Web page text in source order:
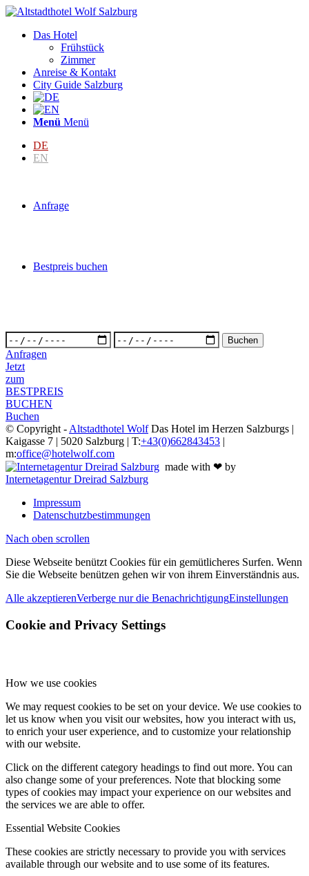
Das Hotel
Frühstück
Zimmer
Anreise & Kontakt
City Guide Salzburg
Menü Menü
DE
EN
Anfrage
Bestpreis buchen
Anfragen
Jetzt
zum
BESTPREIS
BUCHEN
Buchen
© Copyright - Altstadthotel WolfDas Hotel im Herzen Salzburgs |
Kaigasse 7 | 5020 Salzburg | T:+43(0)662843453 |
m:office@hotelwolf.com
made with ❤ by
Internetagentur Dreirad Salzburg
Impressum
Datenschutzbestimmungen
Nach oben scrollen
Diese Webseite benützt Cookies für ein gemütlicheres Surfen. Wenn
Sie die Webseite benützen gehen wir von ihrem Einverständnis aus.
Alle akzeptierenVerberge nur die BenachrichtigungEinstellungen
Cookie and Privacy Settings
How we use cookies
We may request cookies to be set on your device. We use cookies to
let us know when you visit our websites, how you interact with us,
to enrich your user experience, and to customize your relationship
with our website.
Click on the different category headings to find out more. You can
also change some of your preferences. Note that blocking some
types of cookies may impact your experience on our websites and
the services we are able to offer.
Essential Website Cookies
These cookies are strictly necessary to provide you with services
available through our website and to use some of its features.